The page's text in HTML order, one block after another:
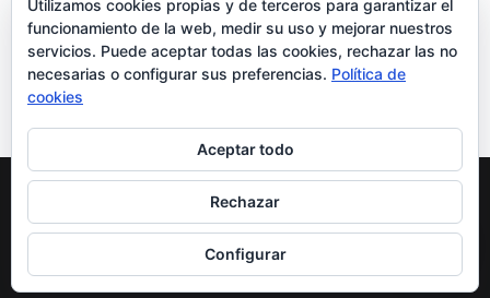
90,00€
Milpiés Gigante
35,00€
Copyright Oficial © 2022 EXOTICPANIMALS |Política
Política de Privacidad
Compra y Devoluciones
Utilizamos cookies propias y de terceros para garantizar el
funcionamiento de la web, medir su uso y mejorar nuestros
servicios. Puede aceptar todas las cookies, rechazar las no
necesarias o configurar sus preferencias. Política de
cookies
Aceptar todo
Rechazar
Configurar